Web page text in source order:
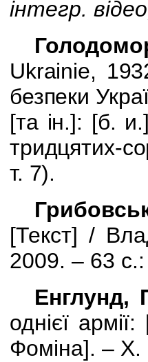
інтегр.
Ukrainie,
безпеки
[та ін.]: [б.
тридцятих-
т. 7).
[Текст] /
2009. – 63 с.:
Енглунд,
однієї армії:
Фоміна]. – Х.